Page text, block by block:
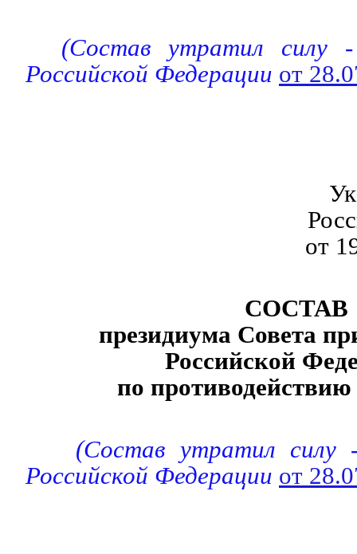
(Состав утратил силу
Российской Федерации от
от
СОСТАВ
президиума Совета
Российской
по
(Состав утратил силу
Российской Федерации от